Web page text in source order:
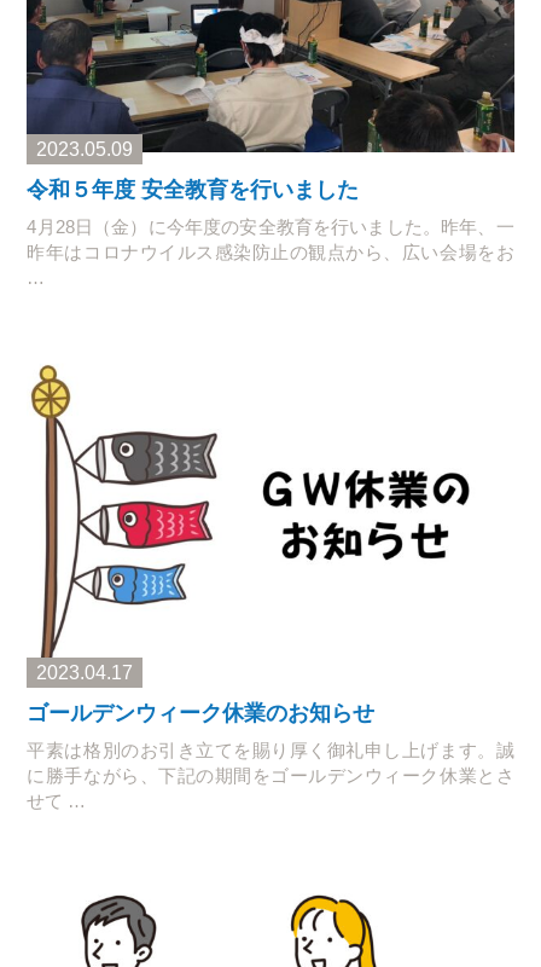
2023.05.09
令和５年度 安全教育を行いました
4月28日（金）に今年度の安全教育を行いました。昨年、一
昨年はコロナウイルス感染防止の観点から、広い会場をお
…
2023.04.17
ゴールデンウィーク休業のお知らせ
平素は格別のお引き立てを賜り厚く御礼申し上げます。誠
に勝手ながら、下記の期間をゴールデンウィーク休業とさ
せて …